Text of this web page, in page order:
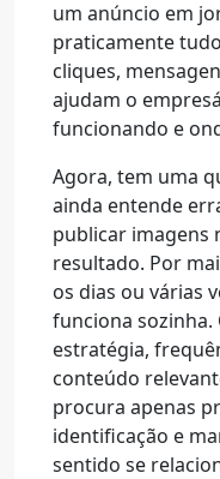
um anúncio em
praticamente
cliques,
ajudam o
funcionando e
Agora, tem uma
ainda entende
publicar imagens
resultado. Por
os dias ou várias
funciona sozinha.
estratégia,
conteúdo
procura apenas
identificação e
sentido se